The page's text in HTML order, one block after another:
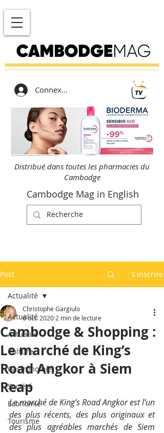
Connexion
Distribué dans toutes les pharmacies du
Cambodge
Cambodge Mag in English
Post S'inscrire
Actualité
Actualité
Culture
Gastronomie
Société
Economie
Tourisme
Actualité
Cambodge & Shopping :
Le marché de King’s
Road Angkor à Siem
Reap
Christophe Gargiulo
6 oct. 2020 2 min de lecture
Le marché de King’s Road Angkor est l’un
des plus récents, des plus originaux et
des plus agréables marchés de Siem